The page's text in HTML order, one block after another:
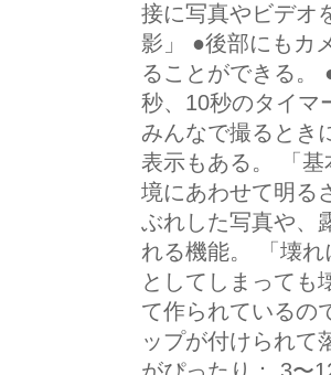
接に写真やビデオ
影」 ●後部にもカ
ることができる。
秒、10秒のタイマ
みんなで撮るとき
表示もある。 「
境にあわせて明る
ぶれした写真や、
れる機能。 「壊
としてしまっても
て作られているの
ップが付けられて